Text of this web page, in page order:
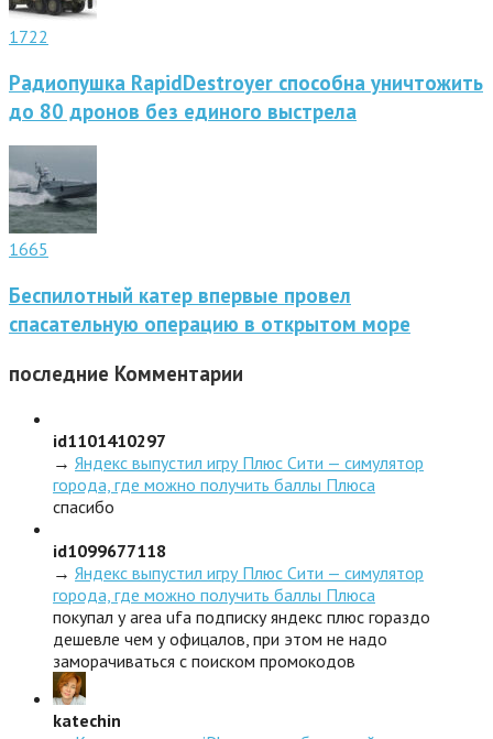
1722
Радиопушка RapidDestroyer способна уничтожить
до 80 дронов без единого выстрела
1665
Беспилотный катер впервые провел
спасательную операцию в открытом море
последние Комментарии
id1101410297
→ Яндекс выпустил игру Плюс Сити — симулятор
города, где можно получить баллы Плюса
спасибо
id1099677118
→ Яндекс выпустил игру Плюс Сити — симулятор
города, где можно получить баллы Плюса
покупал у area ufa подписку яндекс плюс гораздо
дешевле чем у офицалов, при этом не надо
заморачиваться с поиском промокодов
katechin